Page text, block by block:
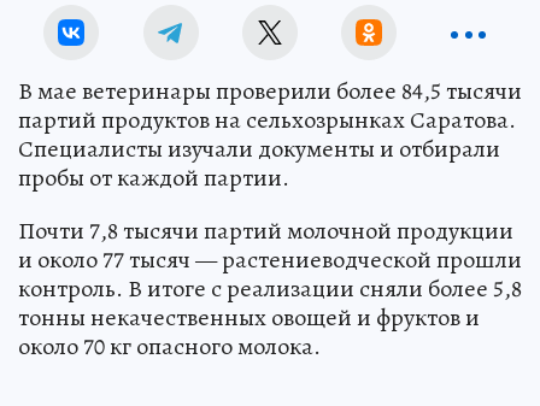
В мае ветеринары проверили более 84,5 тысячи
партий продуктов на сельхозрынках Саратова.
Специалисты изучали документы и отбирали
пробы от каждой партии.
Почти 7,8 тысячи партий молочной продукции
и около 77 тысяч — растениеводческой прошли
контроль. В итоге с реализации сняли более 5,8
тонны некачественных овощей и фруктов и
около 70 кг опасного молока.